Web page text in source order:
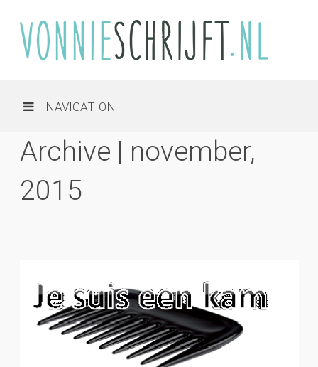
NAVIGATION
Archive | november,
2015